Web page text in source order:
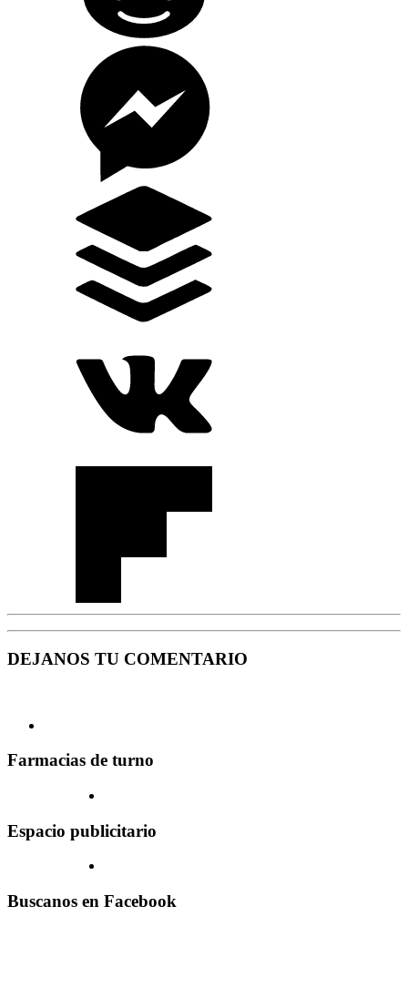
DEJANOS TU COMENTARIO
Farmacias de turno
Espacio publicitario
Buscanos en Facebook